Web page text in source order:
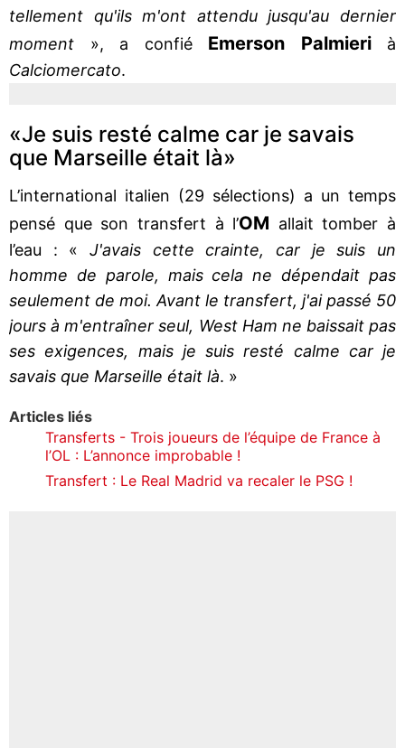
tellement qu'ils m'ont attendu jusqu'au dernier
moment », a confié Emerson Palmieri
à
Calciomercato.
«Je suis resté calme car je savais
que Marseille était là»
L’international italien (29 sélections) a un temps
pensé que son transfert à l’OM allait tomber à
l’eau : « J'avais cette crainte, car je suis un
homme de parole, mais cela ne dépendait pas
seulement de moi. Avant le transfert, j'ai passé 50
jours à m'entraîner seul, West Ham ne baissait pas
ses exigences, mais je suis resté calme car je
savais que Marseille était là. »
Articles liés
Transferts - Trois joueurs de l’équipe de France à
l’OL : L’annonce improbable !
Transfert : Le Real Madrid va recaler le PSG !